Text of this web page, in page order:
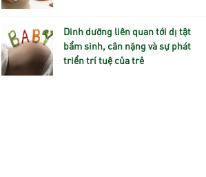
Dinh dưỡng liên quan tới dị tật
bẩm sinh, cân nặng và sự phát
triển trí tuệ của trẻ